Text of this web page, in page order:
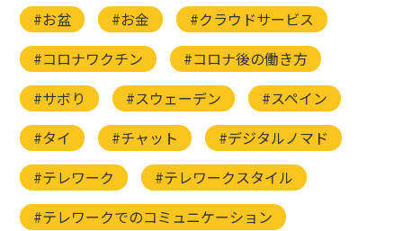
#お盆
#お金
#クラウドサービス
#コロナワクチン
#コロナ後の働き方
#サボり
#スウェーデン
#スペイン
#タイ
#チャット
#デジタルノマド
#テレワーク
#テレワークスタイル
#テレワークでのコミュニケーション